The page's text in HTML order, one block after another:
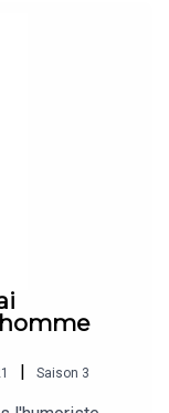
| Saison 3